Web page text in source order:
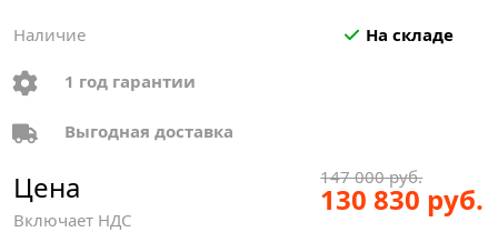
Наличие На складе
1 год гарантии
Выгодная доставка
Цена
Включает НДС
147 000 руб.
130 830 руб.